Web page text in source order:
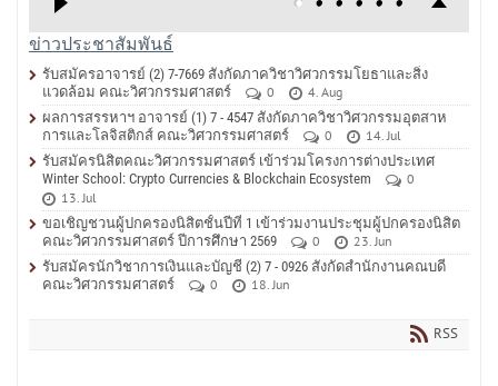
ข่าวประชาสัมพันธ์
รับสมัครอาจารย์ (2) 7-7669 สังกัดภาควิชาวิศวกรรมโยธาและสิ่ง
แวดล้อม คณะวิศวกรรมศาสตร์
0
4. Aug
ผลการสรรหาฯ อาจารย์ (1) 7 - 4547 สังกัดภาควิชาวิศวกรรมอุตสาห
การและโลจิสติกส์ คณะวิศวกรรมศาสตร์
0
14. Jul
รับสมัครนิสิตคณะวิศวกรรมศาสตร์ เข้าร่วมโครงการต่างประเทศ
Winter School: Crypto Currencies & Blockchain Ecosystem
0
13. Jul
ขอเชิญชวนผู้ปกครองนิสิตชั้นปีที่ 1 เข้าร่วมงานประชุมผู้ปกครองนิสิต
คณะวิศวกรรมศาสตร์ ปีการศึกษา 2569
0
23. Jun
รับสมัครนักวิชาการเงินและบัญชี (2) 7 - 0926 สังกัดสำนักงานคณบดี
คณะวิศวกรรมศาสตร์
0 18. Jun
RSS